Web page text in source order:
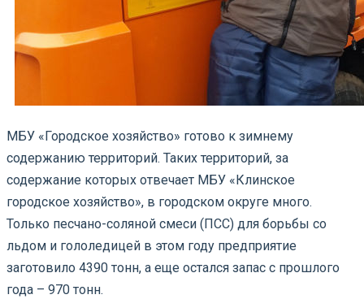
МБУ «Городское хозяйство» готово к зимнему
содержанию территорий. Таких территорий, за
содержание которых отвечает МБУ «Клинское
городское хозяйство», в городском округе много.
Только песчано-соляной смеси (ПСС) для борьбы со
льдом и гололедицей в этом году предприятие
заготовило 4390 тонн, а еще остался запас с прошлого
года – 970 тонн.